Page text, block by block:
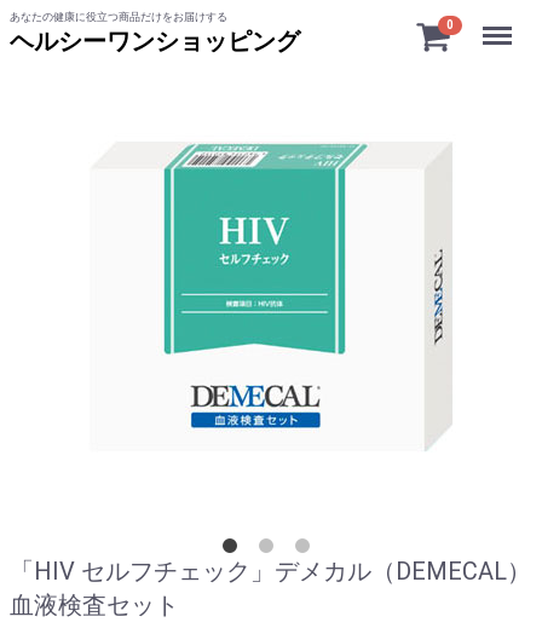
あなたの健康に役立つ商品だけをお届けする
ヘルシーワンショッピング
0 Menu
「HIV セルフチェック」デメカル（DEMECAL）
血液検査セット